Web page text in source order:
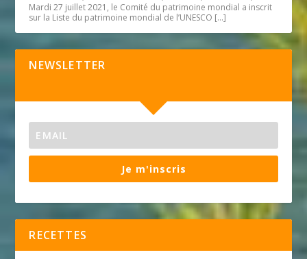
Mardi 27 juillet 2021, le Comité du patrimoine mondial a inscrit
sur la Liste du patrimoine mondial de l’UNESCO […]
NEWSLETTER
Je m'inscris
RECETTES